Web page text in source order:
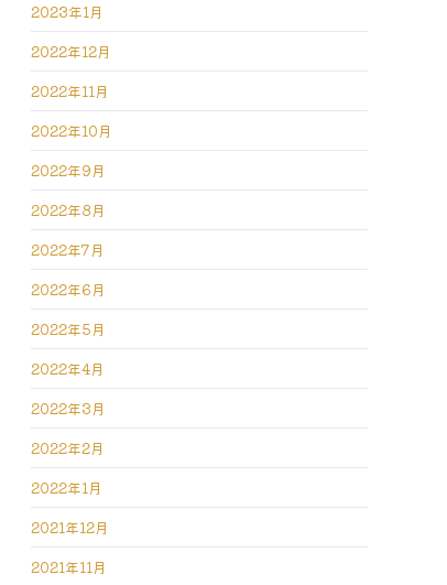
2023年1月
2022年12月
2022年11月
2022年10月
2022年9月
2022年8月
2022年7月
2022年6月
2022年5月
2022年4月
2022年3月
2022年2月
2022年1月
2021年12月
2021年11月